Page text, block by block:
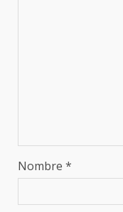
Nombre *